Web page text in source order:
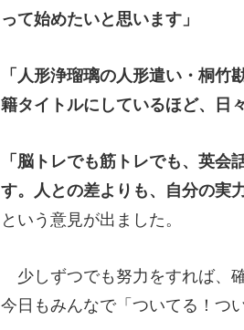
って始めたいと思います」
「人形浄瑠璃の人形遣い・桐
籍タイトルにしているほど、日
「脳トレでも筋トレでも、英
す。人との差よりも、自分の実
という意見が出ました。
少しずつでも努力をすれば、
今日もみんなで「ついてる！つ